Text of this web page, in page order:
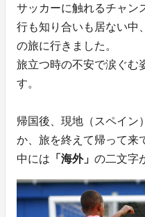
サッカーに触れるチャン
行も知り合いも居ない中
の旅に行きました。
旅立つ時の不安で涙ぐむ
す。
帰国後、現地（スペイン
か、旅を終えて帰って来
中には 「海外」 の二文字